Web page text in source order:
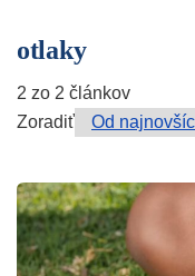
otlaky
2 zo 2 článkov
Zoradiť